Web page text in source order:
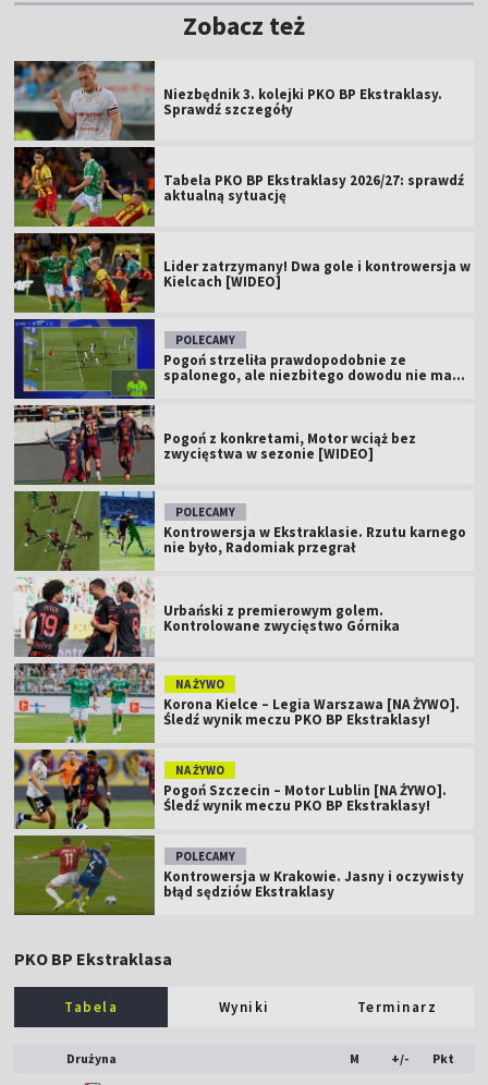
Zobacz też
Niezbędnik 3. kolejki PKO BP Ekstraklasy.
Sprawdź szczegóły
Tabela PKO BP Ekstraklasy 2026/27: sprawdź
aktualną sytuację
Lider zatrzymany! Dwa gole i kontrowersja w
Kielcach [WIDEO]
POLECAMY
Pogoń strzeliła prawdopodobnie ze
spalonego, ale niezbitego dowodu nie ma...
Pogoń z konkretami, Motor wciąż bez
zwycięstwa w sezonie [WIDEO]
POLECAMY
Kontrowersja w Ekstraklasie. Rzutu karnego
nie było, Radomiak przegrał
Urbański z premierowym golem.
Kontrolowane zwycięstwo Górnika
NA ŻYWO
Korona Kielce – Legia Warszawa [NA ŻYWO].
Śledź wynik meczu PKO BP Ekstraklasy!
NA ŻYWO
Pogoń Szczecin – Motor Lublin [NA ŻYWO].
Śledź wynik meczu PKO BP Ekstraklasy!
POLECAMY
Kontrowersja w Krakowie. Jasny i oczywisty
błąd sędziów Ekstraklasy
PKO BP Ekstraklasa
Tabela Wyniki Terminarz
Drużyna M +/- Pkt